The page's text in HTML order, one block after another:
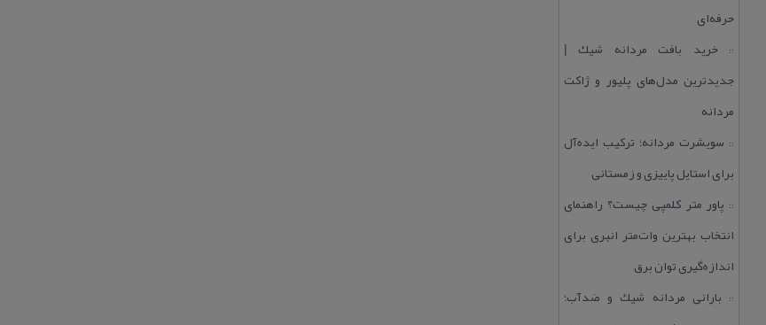
حرفه‌ای
::خرید بافت مردانه شیك |
جدیدترین مدل‌های پلیور و ژاكت
مردانه
:: سویشرت مردانه؛ تركیب ایده‌آل
برای استایل پاییزی و زمستانی
:: پاور متر كلمپی چیست؟ راهنمای
انتخاب بهترین وات‌متر انبری برای
اندازه‌گیری توان برق
:: بارانی مردانه شیك و ضدآب؛